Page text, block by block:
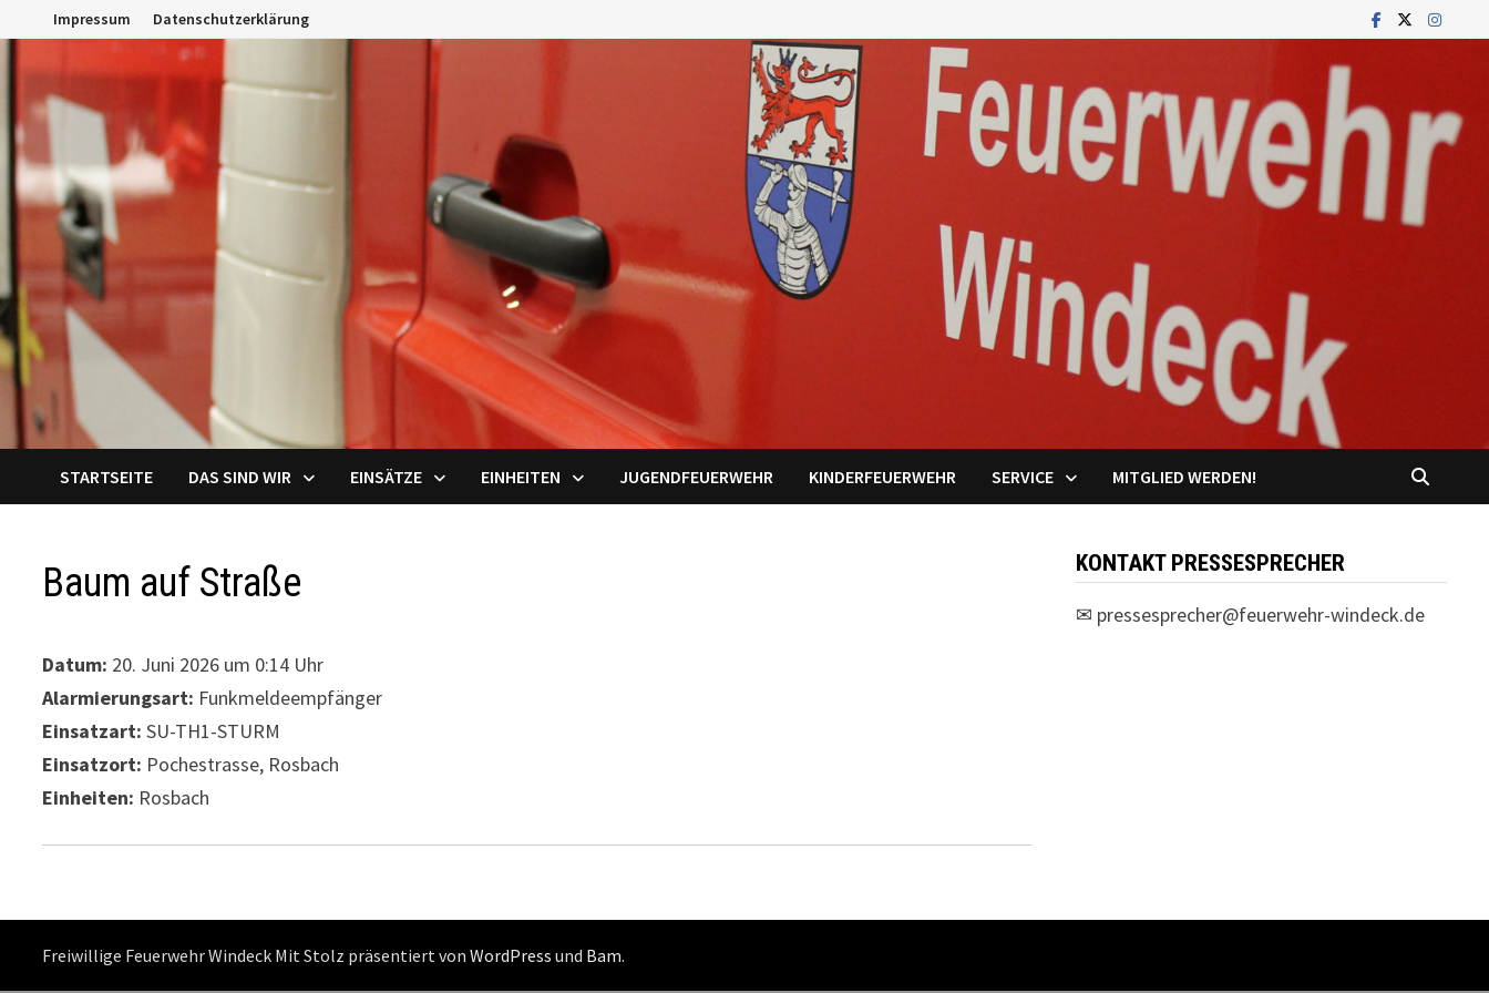
Inhalt
springen
Impressum Datenschutzerklärung
STARTSEITE DAS SIND WIR EINSÄTZE EINHEITEN JUGENDFEUERWEHR KINDERFEUERWEHR SERVICE MITGLIED WERDEN!
Baum auf Straße
Datum: 20. Juni 2026 um 0:14 Uhr
Alarmierungsart: Funkmeldeempfänger
Einsatzart: SU-TH1-STURM
Einsatzort: Pochestrasse, Rosbach
Einheiten: Rosbach
KONTAKT PRESSESPRECHER
✉ pressesprecher@feuerwehr-windeck.de
Freiwillige Feuerwehr Windeck Mit Stolz präsentiert vonWordPress und Bam.